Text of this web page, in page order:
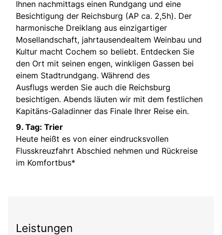
Ihnen nachmittags einen Rundgang und eine
Besichtigung der Reichsburg (AP ca. 2,5h). Der
harmonische Dreiklang aus einzigartiger
Mosellandschaft, jahrtausendealtem Weinbau und
Kultur macht Cochem so beliebt. Entdecken Sie
den Ort mit seinen engen, winkligen Gassen bei
einem Stadtrundgang. Während des
Ausflugs werden Sie auch die Reichsburg
besichtigen. Abends läuten wir mit dem festlichen
Kapitäns-Galadinner das Finale Ihrer Reise ein.
9. Tag: Trier
Heute heißt es von einer eindrucksvollen
Flusskreuzfahrt Abschied nehmen und Rückreise
im Komfortbus*
Leistungen